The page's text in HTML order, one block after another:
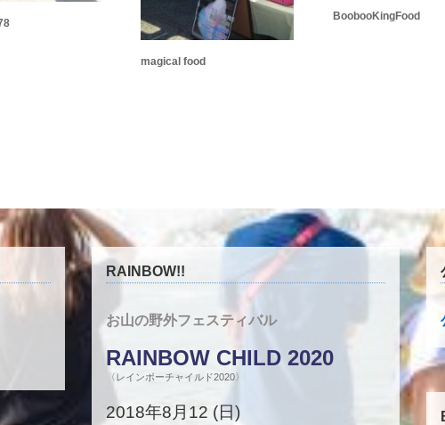
magical food
BoobooKingFood
RAINBOW!!
お山の野外フェスティバル
RAINBOW CHILD 2020
〈レインボーチャイルド2020〉
2018年8月12 (日)